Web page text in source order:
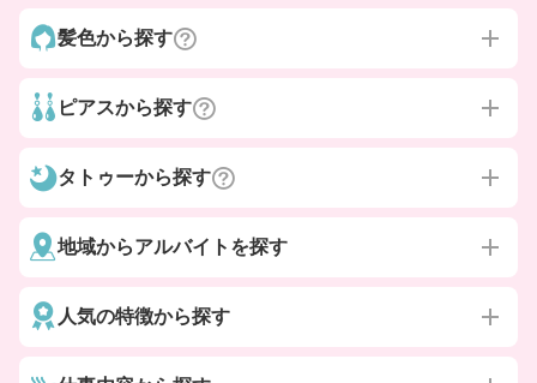
髪色から探す
ピアスから探す
タトゥーから探す
地域からアルバイトを探す
人気の特徴から探す